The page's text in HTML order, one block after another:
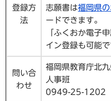
登録方
法
志願書は福岡県
ードできます。
「ふくおか電子
イン登録も可能で
問い合
わせ
福岡県教育庁北
人事班
0949-25-1202